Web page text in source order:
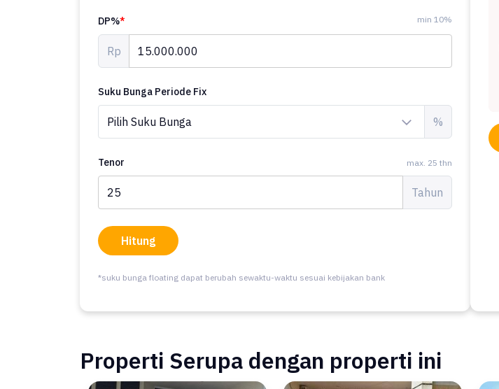
DP%* min 10%
Rp
Suku Bunga Periode Fix
%
Tenor max. 25 thn
Tahun
Hitung
*suku bunga floating dapat berubah sewaktu-waktu sesuai kebijakan bank
Properti Serupa dengan properti ini